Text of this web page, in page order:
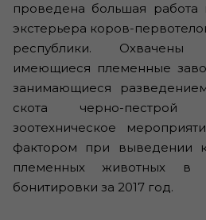
проведена большая
экстерьера коров-
республики. Охвачены
имеющиеся племенные
занимающиеся
скота черно-
зоотехническое
фактором при выведении
племенных животных в
бонитировки за 2017 год.